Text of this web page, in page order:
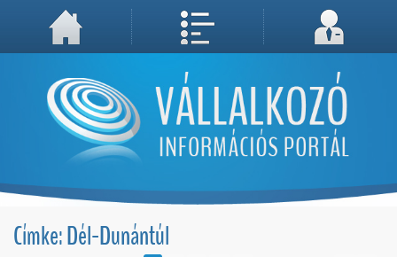
A weboldal használatával Ön elfogadja, hogy Cookie-kat (sütiket) tároljunk számítógépén. A sütik a weboldal megfelelő működéséhez
Megértettem, folytatás...
Címke: Dél-Dunántúl